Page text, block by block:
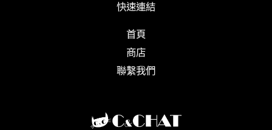
快速連結
首頁
商店
聯繫我們